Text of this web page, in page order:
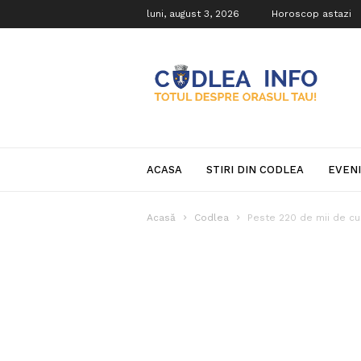
luni, august 3, 2026 Horoscop astazi
Info
ACASA STIRI DIN CODLEA
Acasă Codlea Peste 220 de mii de